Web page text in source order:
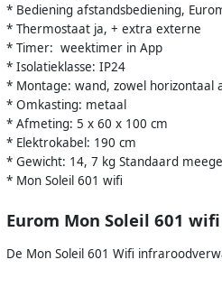
* Bediening afstandsbediening,
* Thermostaat ja, + extra externe
* Timer: weektimer in App
* Isolatieklasse: IP24
* Montage: wand, zowel horizontaal
* Omkasting: metaal
* Afmeting: 5 x 60 x 100 cm
* Elektrokabel: 190 cm
* Gewicht: 14, 7 kg Standaard
* Mon Soleil 601 wifi
Eurom Mon Soleil 601
De Mon Soleil 601 Wifi